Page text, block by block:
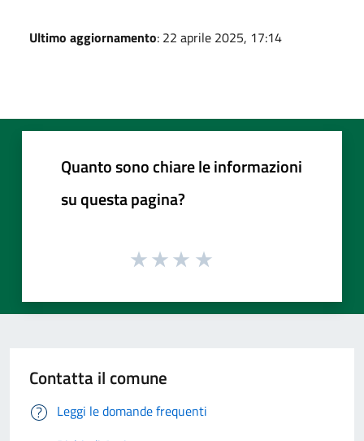
Ultimo aggiornamento: 22 aprile 2025, 17:14
Quanto sono chiare le informazioni
su questa pagina?
Contatta il comune
Leggi le domande frequenti